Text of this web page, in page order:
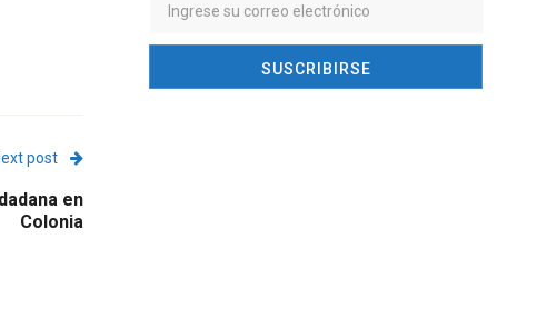
post
en
Colonia